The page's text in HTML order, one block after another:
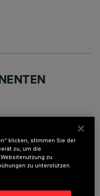
klicken, stimmen Sie der
zu, um die
zu
zu unterstützen.